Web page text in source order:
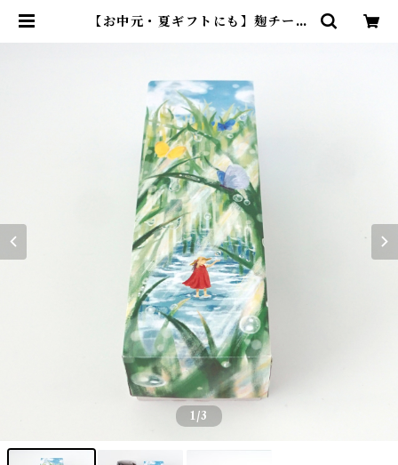
【お中元・夏ギフトにも】麹チーズ
TANICAL オンラインストア
1/3